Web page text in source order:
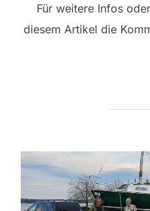
Für weitere Infos
diesem Artikel die